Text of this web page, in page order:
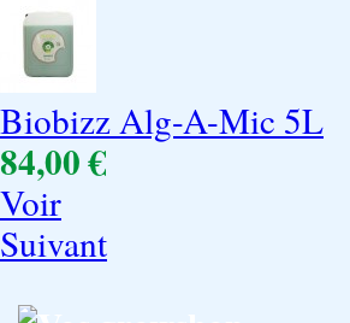
Biobizz Alg-A-Mic 5L
84,00 €
Voir
Suivant